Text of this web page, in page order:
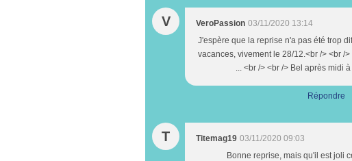
V VeroPassion 03/11/2020 13:14
J'espère que la reprise n'a pas été trop
vacances, vivement le 28/12.<br /> <br /
... <br /> <br /> Bel après midi
Répondre
T Titemag19 03/11/2020 09:03
Bonne reprise, mais qu'il est joli